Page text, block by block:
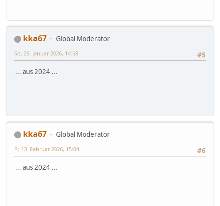
kka67
Global Moderator
#5
So, 25. Januar 2026, 14:58
... aus 2024 ...
kka67
Global Moderator
#6
Fr, 13. Februar 2026, 15:04
... aus 2024 ...